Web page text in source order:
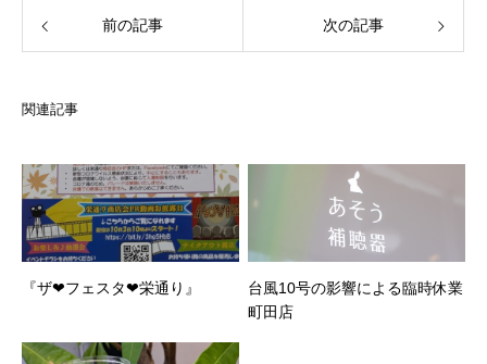
前の記事 次の記事
関連記事
『ザ❤フェスタ❤栄通り』
台風10号の影響による臨時休業
町田店